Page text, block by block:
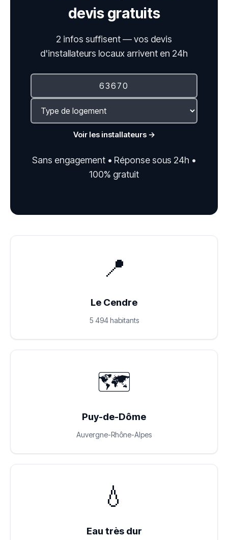
devis gratuits
2 infos suffisent — vos devis
d'installateurs locaux arrivent en 24h
Voir les installateurs →
Sans engagement • Réponse sous 24h •
100% gratuit
📍
Le Cendre
5 494 habitants
🗺️
Puy-de-Dôme
Auvergne-Rhône-Alpes
💧
Eau très dur